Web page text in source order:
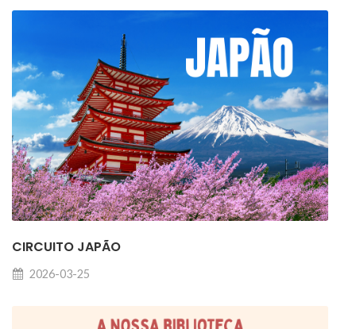
CIRCUITO JAPÃO
2026-03-25